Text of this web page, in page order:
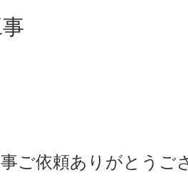
ご依頼ありがとうご